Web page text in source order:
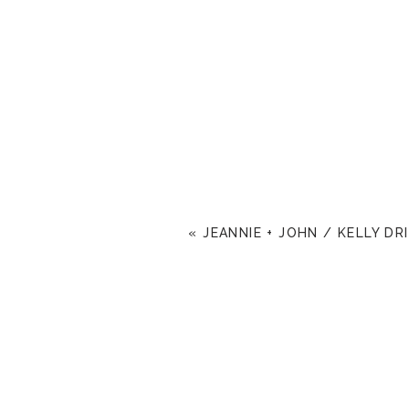
«JEANNIE + JOHN / KELLY